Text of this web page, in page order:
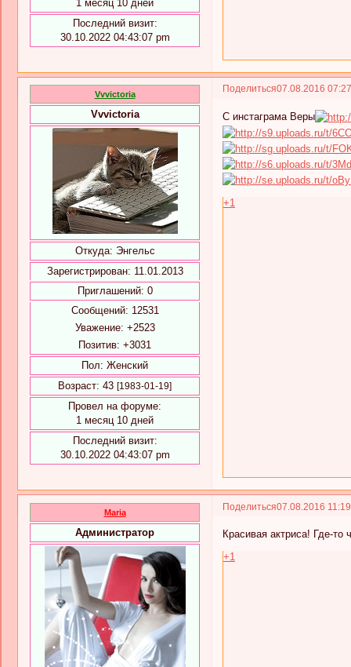
1 месяц 10 дней
Последний визит:
30.10.2022 04:43:07 pm
Поделиться07.08.2016
Vvvictoria
Vvvictoria
Откуда: Энгельс
Зарегистрирован: 11.01.2013
Приглашений: 0
Сообщений: 12531
Уважение: +2523
Позитив: +3031
Пол: Женский
Возраст: 43 [1983-01-19]
Провел на форуме:
1 месяц 10 дней
Последний визит:
30.10.2022 04:43:07 pm
С инстаграма Веры
+1
Поделиться07.08.2016
Maria
Администратор
Красивая актриса! Где-
+1